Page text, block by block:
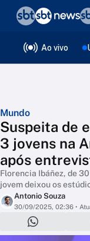
Ao vivo
Mundo
Suspeita de
3 jovens na
após
Florencia Ibáñez, de
jovem deixou os
Antonio Souza
30/09/2025, 02:36 •
❮voltar